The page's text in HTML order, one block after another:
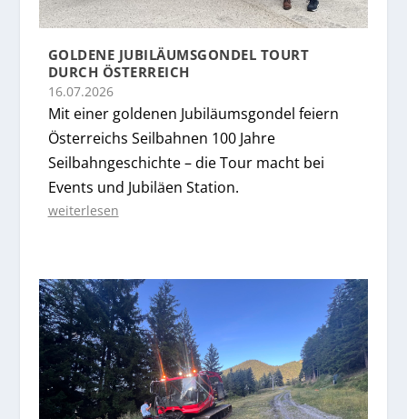
GOLDENE JUBILÄUMSGONDEL TOURT
DURCH ÖSTERREICH
16.07.2026
Mit einer goldenen Jubiläumsgondel feiern
Österreichs Seilbahnen 100 Jahre
Seilbahngeschichte – die Tour macht bei
Events und Jubiläen Station.
weiterlesen